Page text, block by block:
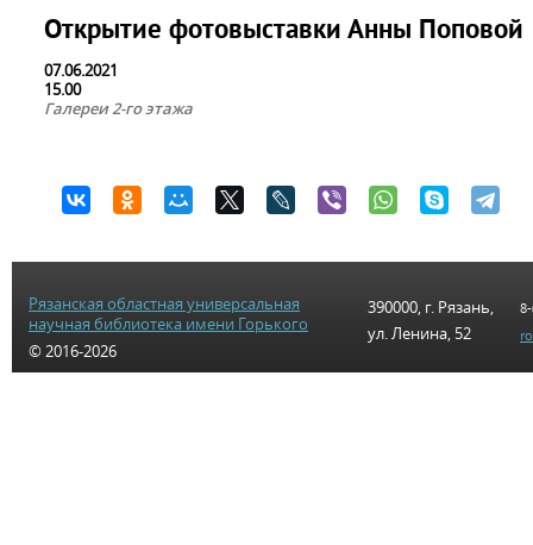
Открытие фотовыставки Анны Поповой
07.06.2021
15.00
Галереи 2-го этажа
Рязанская областная универсальная
научная библиотека имени Горького
© 2016-2026
390000, г. Рязань,
ул. Ленина, 52